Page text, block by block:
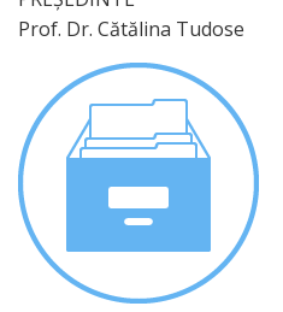
Prof. Dr. Cătălina Tudose